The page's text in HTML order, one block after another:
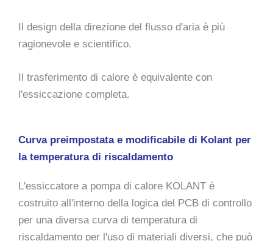
Il design della direzione del flusso d'aria è più
ragionevole e scientifico.
Il trasferimento di calore è equivalente con
l'essiccazione completa.
Curva preimpostata e modificabile di Kolant per
la temperatura di riscaldamento
L'essiccatore a pompa di calore KOLANT è
costruito all'interno della logica del PCB di controllo
per una diversa curva di temperatura di
riscaldamento per l'uso di materiali diversi, che può